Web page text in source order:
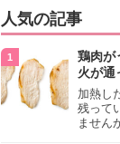
人気の記事
鶏肉が
火が通
加熱し
残って
ません